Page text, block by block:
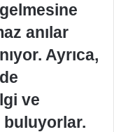
anılar
Ayrıca,
ve
buluyorlar.